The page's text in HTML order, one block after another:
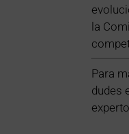
la
Para
dudes